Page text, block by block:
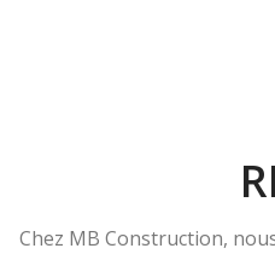
Chez MB Construction,